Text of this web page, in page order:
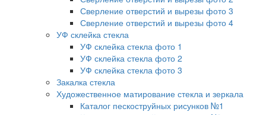
Сверление отверстий и вырезы фото 3
Сверление отверстий и вырезы фото 4
УФ склейка стекла
УФ склейка стекла фото 1
УФ склейка стекла фото 2
УФ склейка стекла фото 3
Закалка стекла
Художественное матирование стекла и зеркала
Каталог пескоструйных рисунков №1